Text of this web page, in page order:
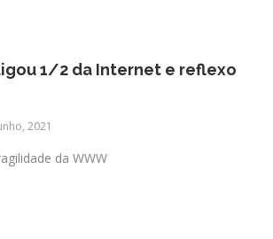
1/2 da Internet e reflexo
2021
da WWW